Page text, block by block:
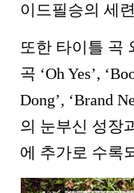
이드필승의 세
또한 타이틀 곡
곡 ‘Oh Yes’,
Dong’, ‘Brand
의 눈부신 성장
에 추가로 수록